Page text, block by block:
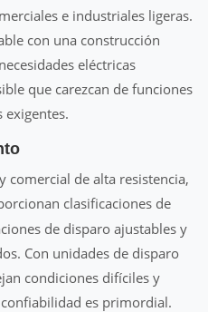
e industriales ligeras.
con una construcción
eléctricas
que carezcan de funciones
exigentes.
comercial de alta resistencia,
clasificaciones de
de disparo ajustables y
Con unidades de disparo
condiciones difíciles y
es primordial.